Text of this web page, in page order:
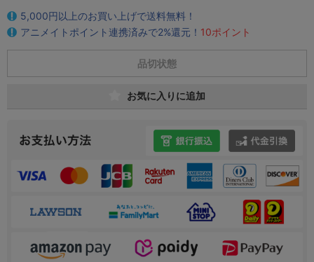
5,000円以上のお買い上げで送料無料！
アニメイトポイント連携済みで2%還元！ 10ポイント
品切状態
お気に入りに追加